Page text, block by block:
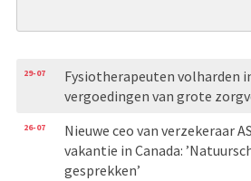
29-07
Fysiotherapeuten volharden
vergoedingen van grote
26-07
Nieuwe ceo van verzekeraar
vakantie in Canada:
gesprekken’